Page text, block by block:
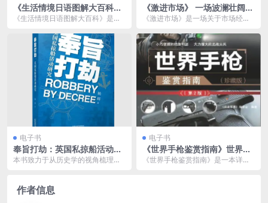
《生活情境日语图解大百科》
日语爱好者必备[pdf]
《生活情境日语图解大百科》是一
计的实用工具书。书中...
《激进市场》 一场波澜壮阔的
思维实验
《激进市场》是一场关于市场经济
实验。作者通过深入剖...
电子书
奉旨打劫：英国私掠船活动研
究 [ 历史传记] [pdf+全格式]
本书致力于从历史学的视角梳理英
电子书
《世界手枪鉴赏指南》世界各
国最新手枪 军迷必备[pdf]
《世界手枪鉴赏指南》是一本详细
作者信息